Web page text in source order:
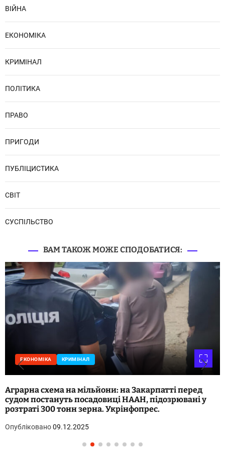
ВІЙНА
ЕКОНОМІКА
КРИМІНАЛ
ПОЛІТИКА
ПРАВО
ПРИГОДИ
ПУБЛІЦИСТИКА
СВІТ
СУСПІЛЬСТВО
ВАМ ТАКОЖ МОЖЕ СПОДОБАТИСЯ:
ЕКОНОМІКА КРИМІНАЛ
Аграрна схема на мільйони: на Закарпатті перед
судом постануть посадовиці НААН, підозрювані у
розтраті 300 тонн зерна. Укрінфопрес.
Опубліковано09.12.2025